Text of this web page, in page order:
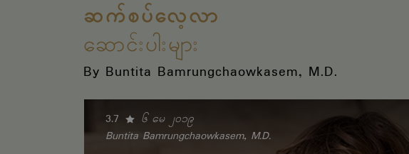
ဆက်စပ်လေ့လာ
ဆောင်းပါးများ
By Buntita Bamrungchaowkasem, M.D.
3.7
၆ မေ ၂၀၁၉
Buntita Bamrungchaowkasem, M.D.